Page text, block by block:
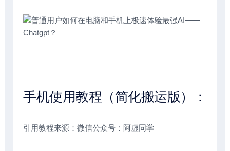
手机使用教程（简化搬运版）：
引用教程来源：微信公众号：阿虚同学